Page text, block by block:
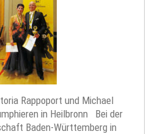
Rappoport und Michael
in Heilbronn Bei der
Baden-Württemberg in